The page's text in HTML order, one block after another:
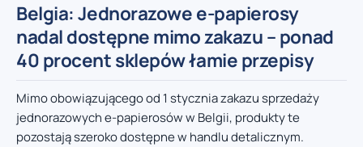
Belgia: Jednorazowe e-papierosy
nadal dostępne mimo zakazu – ponad
40 procent sklepów łamie przepisy
Mimo obowiązującego od 1 stycznia zakazu sprzedaży
jednorazowych e-papierosów w Belgii, produkty te
pozostają szeroko dostępne w handlu detalicznym.